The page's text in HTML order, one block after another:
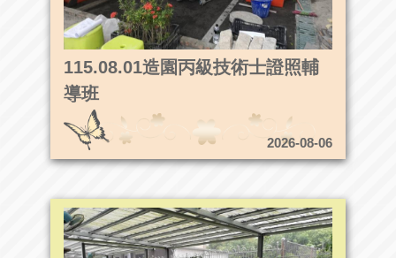
115.08.01造園丙級技術士證照輔
導班
2026-08-06